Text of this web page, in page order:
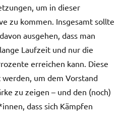
um in dieser
zu kommen. Insgesamt sollte
ausgehen, dass man
Laufzeit und nur die
erreichen kann. Diese
um dem Vorstand
zu zeigen – und den (noch)
dass sich Kämpfen